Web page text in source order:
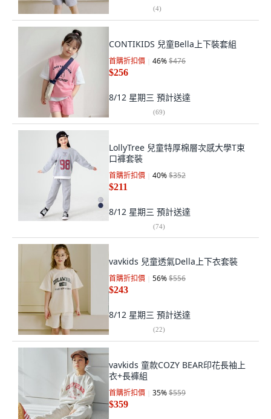
(4)
CONTIKIDS 兒童Bella上下裝套組
首購折扣價 46%$476
$256
8/12 星期三 預計送達
(69)
LollyTree 兒童特厚棉層次感大學T束
口褲套裝
首購折扣價 40%$352
$211
8/12 星期三 預計送達
(74)
vavkids 兒童透氣Della上下衣套裝
首購折扣價 56%$556
$243
8/12 星期三 預計送達
(22)
vavkids 童款COZY BEAR印花長袖上
衣+長褲組
首購折扣價 35%$559
$359